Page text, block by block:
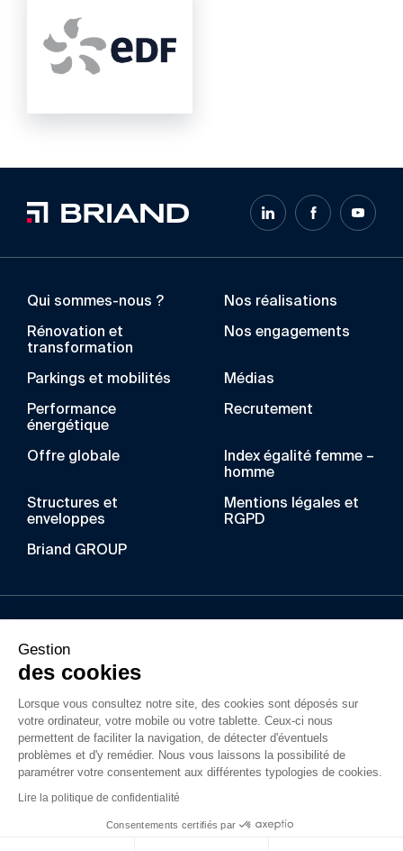
Au fil des années, BRIAND a acquis un savoir-faire
unique dans les métiers de la construction
bâtiment et du gros-œuvre. Ses filiales
interviennent dans la construction d’ouvrages
simples ou complexes en France pour tous types
de projets privé ou public.
Qui sommes-nous ? Nos réalisations
Rénovation et
transformation
Nos engagements
Parkings et mobilités Médias
Performance
énergétique
Recrutement
Offre globale
Index égalité femme –
homme
Structures et
enveloppes
Mentions légales et
RGPD
Briand GROUP
Gestion
des cookies
Lorsque vous consultez notre site, des cookies sont déposés sur
votre ordinateur, votre mobile ou votre tablette. Ceux-ci nous
permettent de faciliter la navigation, de détecter d'éventuels
problèmes et d'y remédier. Nous vous laissons la possibilité de
paramétrer votre consentement aux différentes typologies de cookies.
Lire la politique de confidentialité
Consentements certifiés par